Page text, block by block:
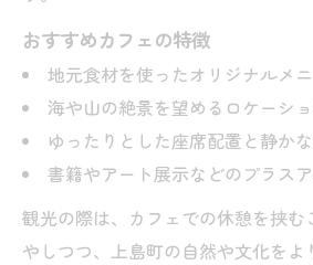
おすすめカフェの特徴
地元食材を使ったオリジナルメ
海や山の絶景を望めるロケーシ
ゆったりとした座席配置と静か
書籍やアート展示などのプラス
観光の際は、カフェでの休憩を挟む
やしつつ、上島町の自然や文化を